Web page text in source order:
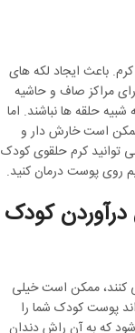
باعث ایجاد لکه های
مراکز صاف و حاشیه
حلقه ها نباشند. اما
است خارش دار و
توانید کرم حلقوی کودک
روی پوست درمان کنید.
کودک
کنند، ممکن است خیلی
پوست کودک شما را
که به آن راش دندان